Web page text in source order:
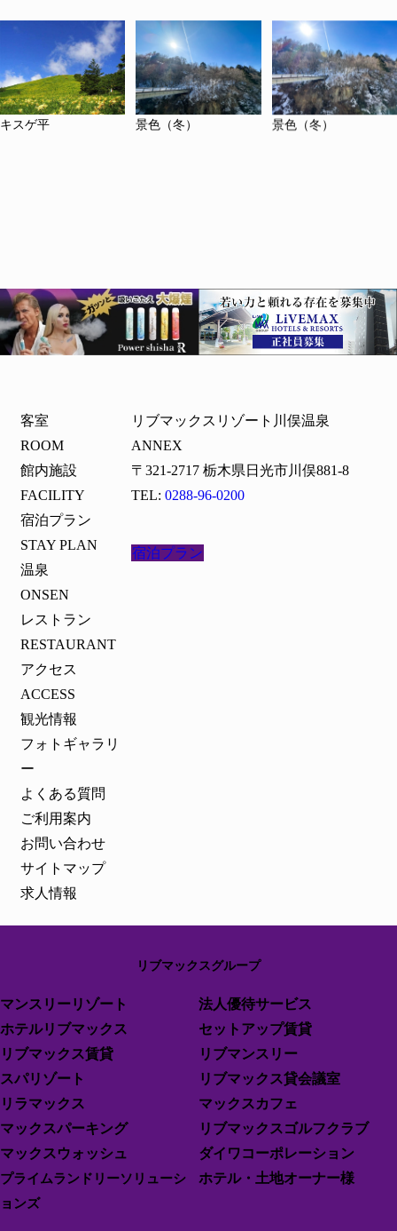
キスゲ平 景色（冬） 景色（冬）
客室
ROOM
館内施設
FACILITY
宿泊プラン
STAY PLAN
温泉
ONSEN
レストラン
RESTAURANT
アクセス
ACCESS
観光情報
フォトギャラリ
ー
よくある質問
ご利用案内
お問い合わせ
サイトマップ
求人情報
リブマックスリゾート川俣温泉
ANNEX
〒321-2717 栃木県日光市川俣881-8
TEL:0288-96-0200
宿泊プラン
リブマックスグループ
マンスリーリゾート
法人優待サービス
ホテルリブマックス
セットアップ賃貸
リブマックス賃貸
リブマンスリー
スパリゾート
リブマックス貸会議室
リラマックス
マックスカフェ
マックスパーキング
リブマックスゴルフクラブ
マックスウォッシュ
ダイワコーポレーション
プライムランドリーソリューシ
ョンズ
ホテル・土地オーナー様